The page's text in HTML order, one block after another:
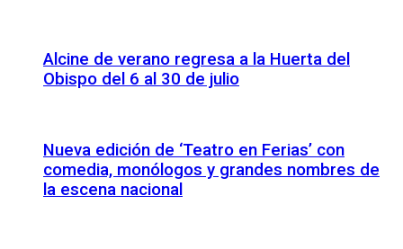
Alcine de verano regresa a la Huerta del
Obispo del 6 al 30 de julio
Nueva edición de ‘Teatro en Ferias’ con
comedia, monólogos y grandes nombres de
la escena nacional